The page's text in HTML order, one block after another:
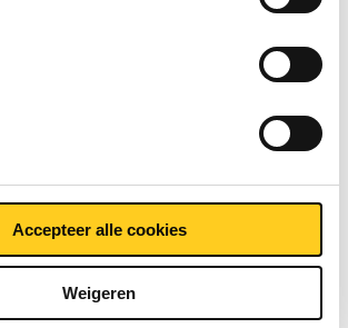
Accepteer alle cookies
Weigeren
er zijn nog plannen voor een nieuwbouw
vestiging in Breda is inmiddels opnieuw
is gekozen voor een locatie op het
Deventer. De aansluiting op de snelweg
van de A50 en A28 maken de locatie zeer
in het noordoosten van Nederland snel